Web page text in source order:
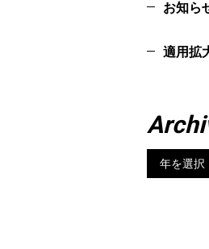
お知ら
適用拡
年を選択